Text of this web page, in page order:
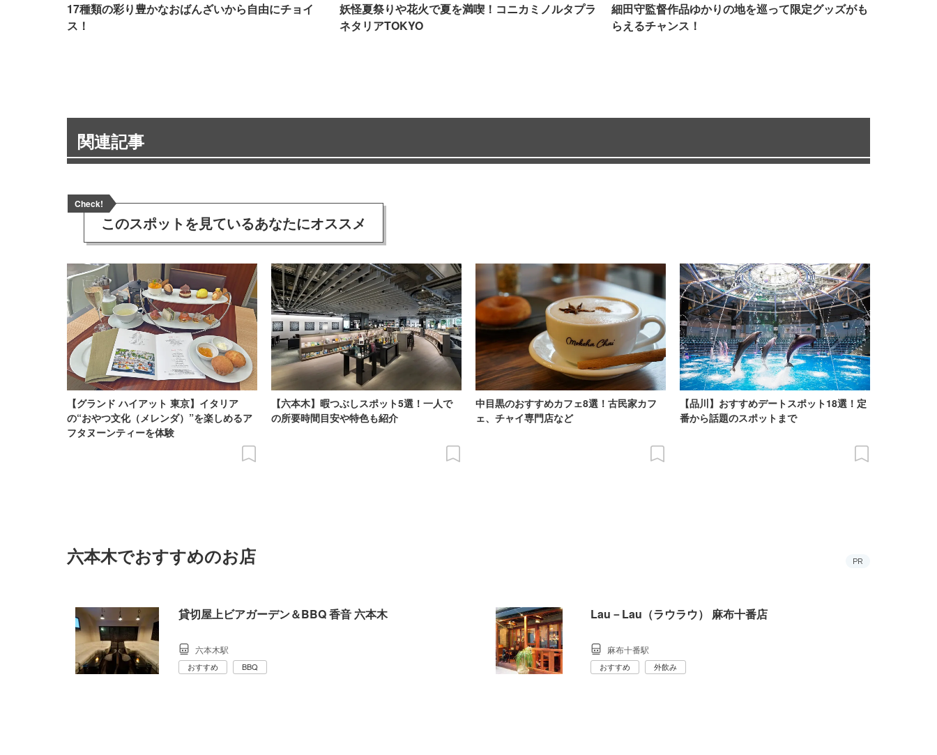
17種類の彩り豊かなおばんざいから自由にチョイ
ス！
妖怪夏祭りや花火で夏を満喫！コニカミノルタプラ
ネタリアTOKYO
細田守監督作品ゆかりの地を巡って限定グッズがも
らえるチャンス！
関連記事
Check!
このスポットを見ているあなたにオススメ
【グランド ハイアット 東京】イタリア
の“おやつ文化（メレンダ）”を楽しめるア
フタヌーンティーを体験
【六本木】暇つぶしスポット5選！一人で
の所要時間目安や特色も紹介
中目黒のおすすめカフェ8選！古民家カフ
ェ、チャイ専門店など
【品川】おすすめデートスポット18選！定
番から話題のスポットまで
六本木でおすすめのお店 PR
貸切屋上ビアガーデン＆BBQ 香音 六本木
六本木駅
おすすめ BBQ
Lau－Lau（ラウラウ） 麻布十番店
麻布十番駅
おすすめ 外飲み